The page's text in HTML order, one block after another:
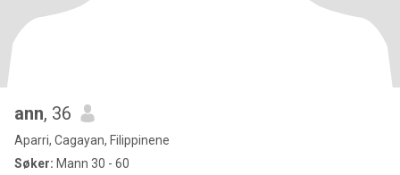
ann, 36
Aparri, Cagayan, Filippinene
Søker: Mann 30 - 60